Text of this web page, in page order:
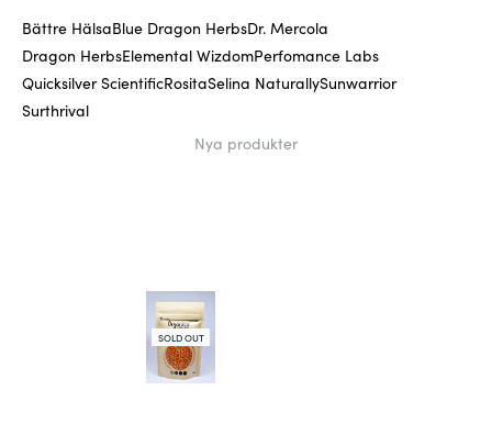
Bättre HälsaBlue Dragon HerbsDr. Mercola
Dragon HerbsElemental WizdomPerfomance Labs
Quicksilver ScientificRositaSelina NaturallySunwarrior
Surthrival
Nya produkter
SOLD OUT